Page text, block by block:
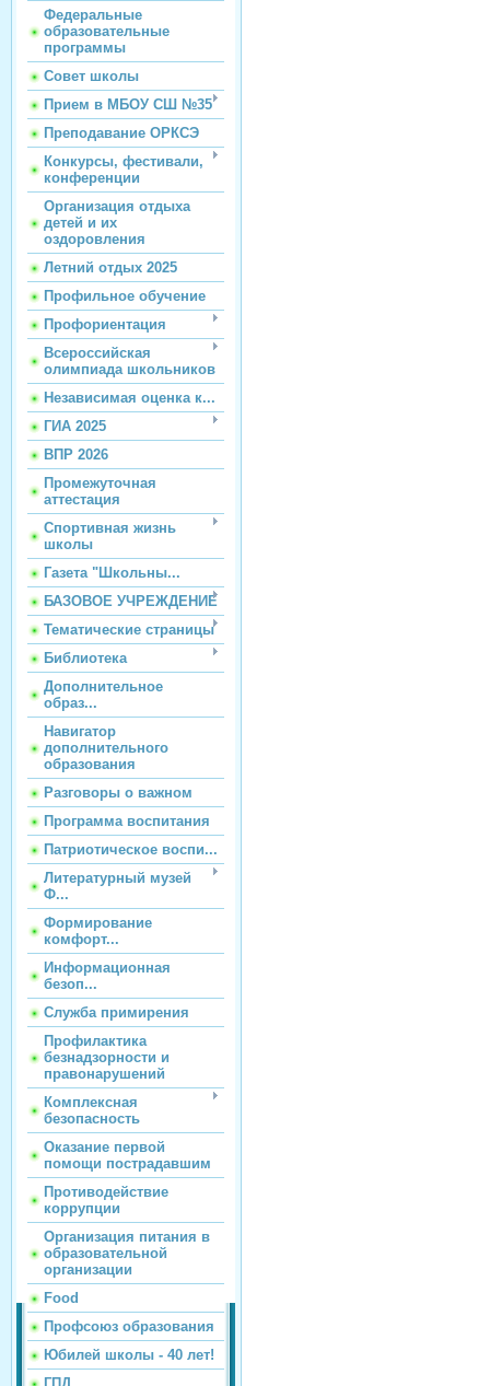
Федеральные
образовательные
программы
Совет школы
Прием в МБОУ СШ №35
Преподавание ОРКСЭ
Конкурсы, фестивали,
конференции
Организация отдыха
детей и их
оздоровления
Летний отдых 2025
Профильное обучение
Профориентация
Всероссийская
олимпиада школьников
Независимая оценка к...
ГИА 2025
ВПР 2026
Промежуточная
аттестация
Спортивная жизнь
школы
Газета "Школьны...
БАЗОВОЕ УЧРЕЖДЕНИЕ
Тематические страницы
Библиотека
Дополнительное
образ...
Навигатор
дополнительного
образования
Разговоры о важном
Программа воспитания
Патриотическое воспи...
Литературный музей
Ф...
Формирование
комфорт...
Информационная
безоп...
Служба примирения
Профилактика
безнадзорности и
правонарушений
Комплексная
безопасность
Оказание первой
помощи пострадавшим
Противодействие
коррупции
Организация питания в
образовательной
организации
Food
Профсоюз образования
Юбилей школы - 40 лет!